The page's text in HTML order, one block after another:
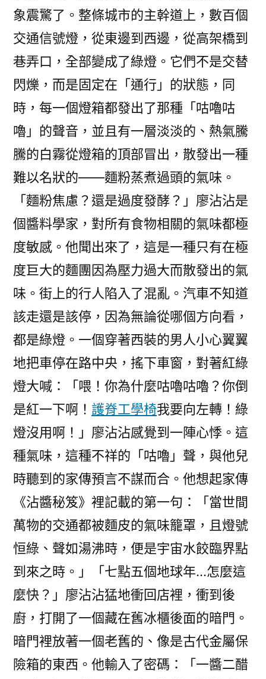
象震驚了。整條城市的主幹道上，數百個
交通信號燈，從東邊到西邊，從高架橋到
巷弄口，全部變成了綠燈。它們不是交替
閃爍，而是固定在「通行」的狀態，同
時，每一個燈箱都發出了那種「咕嚕咕
嚕」的聲音，並且有一層淡淡的、熱氣騰
騰的白霧從燈箱的頂部冒出，散發出一種
難以名狀的——麵粉蒸煮過頭的氣味。
「麵粉焦慮？還是過度發酵？」廖沾沾是
個醬料學家，對所有食物相關的氣味都極
度敏感。他聞出來了，這是一種只有在極
度巨大的麵團因為壓力過大而散發出的氣
味。街上的行人陷入了混亂。汽車不知道
該走還是該停，因為無論從哪個方向看，
都是綠燈。一個穿著西裝的男人小心翼翼
地把車停在路中央，搖下車窗，對著紅綠
燈大喊：「喂！你為什麼咕嚕咕嚕？你倒
是紅一下啊！ 護脊工學椅我要向左轉！綠
燈沒用啊！」廖沾沾感覺到一陣心悸。這
種氣味，這種不祥的「咕嚕」聲，與他兒
時聽到的家傳預言不謀而合。他想起家傳
《沾醬秘笈》裡記載的第一句：「當世間
萬物的交通都被麵皮的氣味籠罩，且燈號
恒綠、聲如湯沸時，便是宇宙水餃臨界點
到來之時。」「七點五個地球年…怎麼這
麼快？」廖沾沾猛地衝回店裡，衝到後
廚，打開了一個藏在舊冰櫃後面的暗門。
暗門裡放著一個老舊的、像是古代金屬保
險箱的東西。他輸入了密碼：「一醬二醋